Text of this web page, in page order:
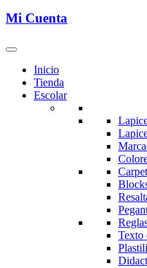
Mi Cuenta
Inicio
Tienda
Escolar
Texto